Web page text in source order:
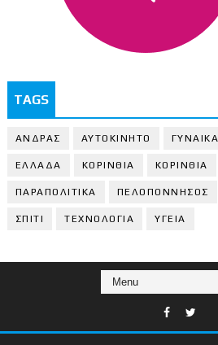
TAGS
ΑΝΔΡΑΣ ΑΥΤΟΚΙΝΗΤΟ ΓΥΝΑΙΚΑ
ΕΛΛΑΔΑ ΚΟΡΙΝΘΙΑ ΚΟΡΙΝΘΙA
ΠΑΡΑΠΟΛΙΤΙΚΑ ΠΕΛΟΠΟΝΝΗΣΟΣ
ΣΠΙΤΙ ΤΕΧΝΟΛΟΓΙΑ ΥΓΕΙΑ